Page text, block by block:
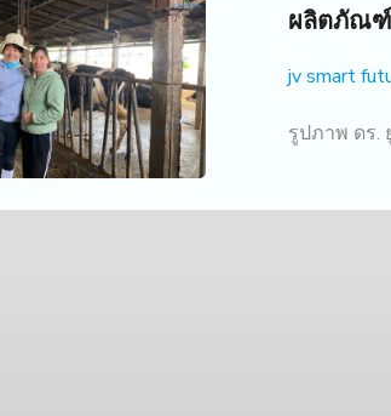
ผลิตภัณฑ์
jv smart
รูปภาพ ดร.